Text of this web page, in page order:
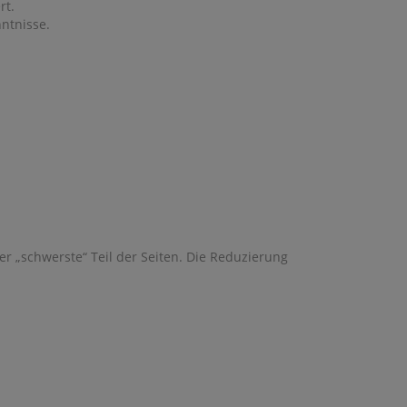
Teil der Seiten. Die Reduzierung